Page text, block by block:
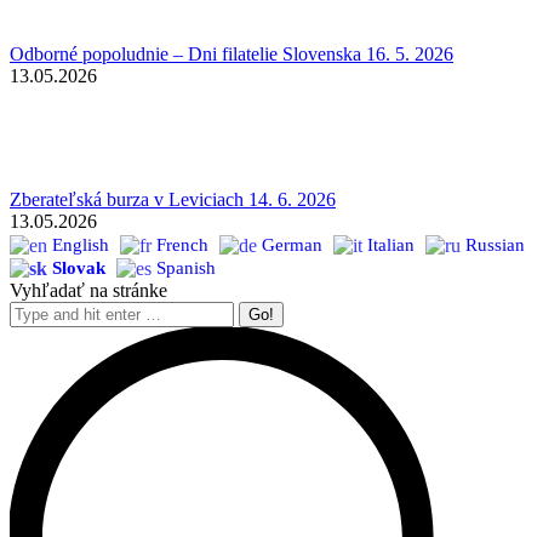
Odborné popoludnie – Dni filatelie Slovenska 16. 5. 2026
13.05.2026
Zberateľská burza v Leviciach 14. 6. 2026
13.05.2026
English French German Italian
Russian
Slovak
Spanish
Vyhľadať na stránke
Search: